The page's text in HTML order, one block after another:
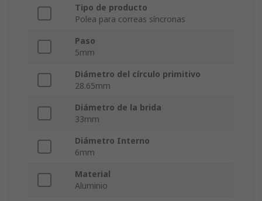
Tipo de producto
Polea para correas síncronas
Paso
5mm
Diámetro del círculo primitivo
28.65mm
Diámetro de la brida
33mm
Diámetro Interno
6mm
Material
Aluminio